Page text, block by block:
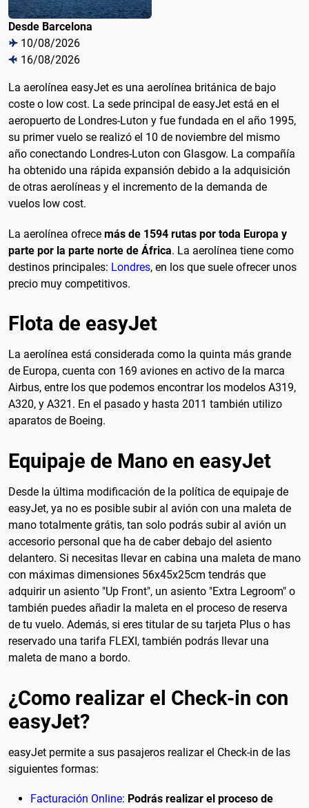
Desde Barcelona
10/08/2026
16/08/2026
La aerolínea easyJet es una aerolínea británica de bajo
coste o low cost. La sede principal de easyJet está en el
aeropuerto de Londres-Luton y fue fundada en el año 1995,
su primer vuelo se realizó el 10 de noviembre del mismo
año conectando Londres-Luton con Glasgow. La compañía
ha obtenido una rápida expansión debido a la adquisición
de otras aerolíneas y el incremento de la demanda de
vuelos low cost.
La aerolínea ofrece más de 1594 rutas por toda Europa y
parte por la parte norte de África. La aerolínea tiene como
destinos principales: Londres, en los que suele ofrecer unos
precio muy competitivos.
Flota de easyJet
La aerolínea está considerada como la quinta más grande
de Europa, cuenta con 169 aviones en activo de la marca
Airbus, entre los que podemos encontrar los modelos A319,
A320, y A321. En el pasado y hasta 2011 también utilizo
aparatos de Boeing.
Equipaje de Mano en easyJet
Desde la última modificación de la política de equipaje de
easyJet, ya no es posible subir al avión con una maleta de
mano totalmente grátis, tan solo podrás subir al avión un
accesorio personal que ha de caber debajo del asiento
delantero. Si necesitas llevar en cabina una maleta de mano
con máximas dimensiones 56x45x25cm tendrás que
adquirir un asiento "Up Front", un asiento "Extra Legroom" o
también puedes añadir la maleta en el proceso de reserva
de tu vuelo. Además, si eres titular de su tarjeta Plus o has
reservado una tarifa FLEXI, también podrás llevar una
maleta de mano a bordo.
¿Como realizar el Check-in con
easyJet?
easyJet permite a sus pasajeros realizar el Check-in de las
siguientes formas:
Facturación Online: Podrás realizar el proceso de